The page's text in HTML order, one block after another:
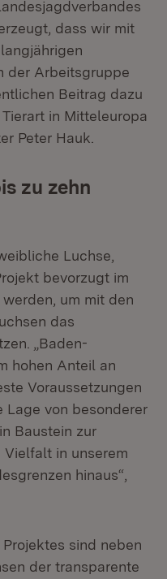
dass wir mit
der Arbeitsgruppe
Beitrag dazu
in Mitteleuropa
Peter Hauk.
zu zehn
Luchse,
bevorzugt im
um mit den
das
„Baden-
hohen Anteil an
Voraussetzungen
Lage von besonderer
Baustein zur
in unserem
hinaus“,
sind neben
der transparente